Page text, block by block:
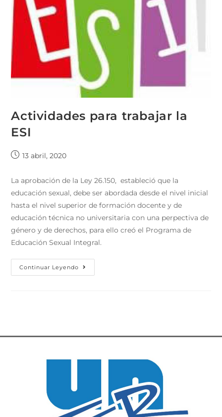
Actividades para trabajar la
ESI
13 abril, 2020
La aprobación de la Ley 26.150, estableció que la
educación sexual, debe ser abordada desde el nivel inicial
hasta el nivel superior de formación docente y de
educación técnica no universitaria con una perpectiva de
género y de derechos, para ello creó el Programa de
Educación Sexual Integral.
Continuar Leyendo